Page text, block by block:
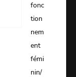
fonc
tion
nem
ent
fémi
nin/